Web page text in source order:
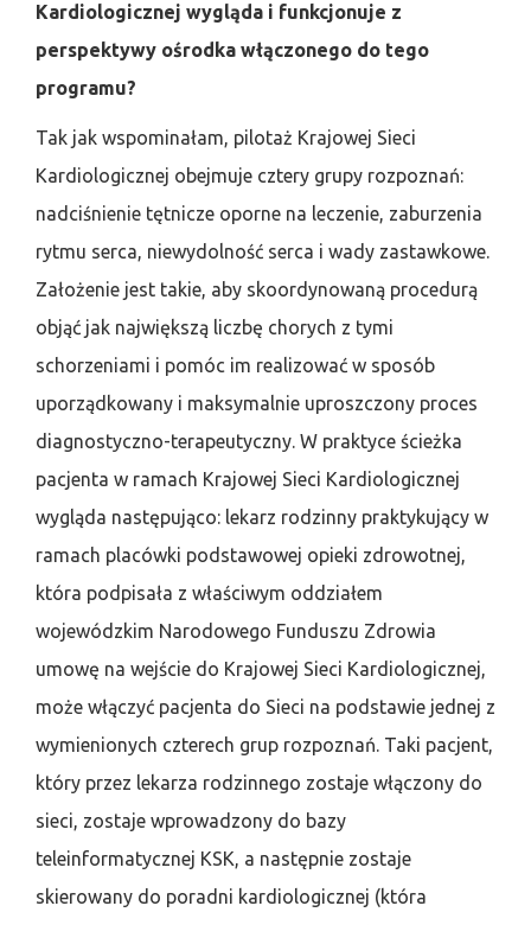
Kardiologicznej wygląda i funkcjonuje z
perspektywy ośrodka włączonego do tego
programu?
Tak jak wspominałam, pilotaż Krajowej Sieci
Kardiologicznej obejmuje cztery grupy rozpoznań:
nadciśnienie tętnicze oporne na leczenie, zaburzenia
rytmu serca, niewydolność serca i wady zastawkowe.
Założenie jest takie, aby skoordynowaną procedurą
objąć jak największą liczbę chorych z tymi
schorzeniami i pomóc im realizować w sposób
uporządkowany i maksymalnie uproszczony proces
diagnostyczno-terapeutyczny. W praktyce ścieżka
pacjenta w ramach Krajowej Sieci Kardiologicznej
wygląda następująco: lekarz rodzinny praktykujący w
ramach placówki podstawowej opieki zdrowotnej,
która podpisała z właściwym oddziałem
wojewódzkim Narodowego Funduszu Zdrowia
umowę na wejście do Krajowej Sieci Kardiologicznej,
może włączyć pacjenta do Sieci na podstawie jednej z
wymienionych czterech grup rozpoznań. Taki pacjent,
który przez lekarza rodzinnego zostaje włączony do
sieci, zostaje wprowadzony do bazy
teleinformatycznej KSK, a następnie zostaje
skierowany do poradni kardiologicznej (która